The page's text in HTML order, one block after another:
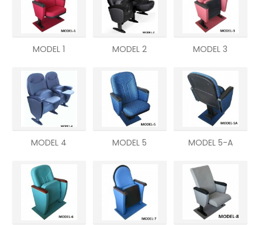
MODEL 1 MODEL 2 MODEL 3
MODEL 4 MODEL 5 MODEL 5-A